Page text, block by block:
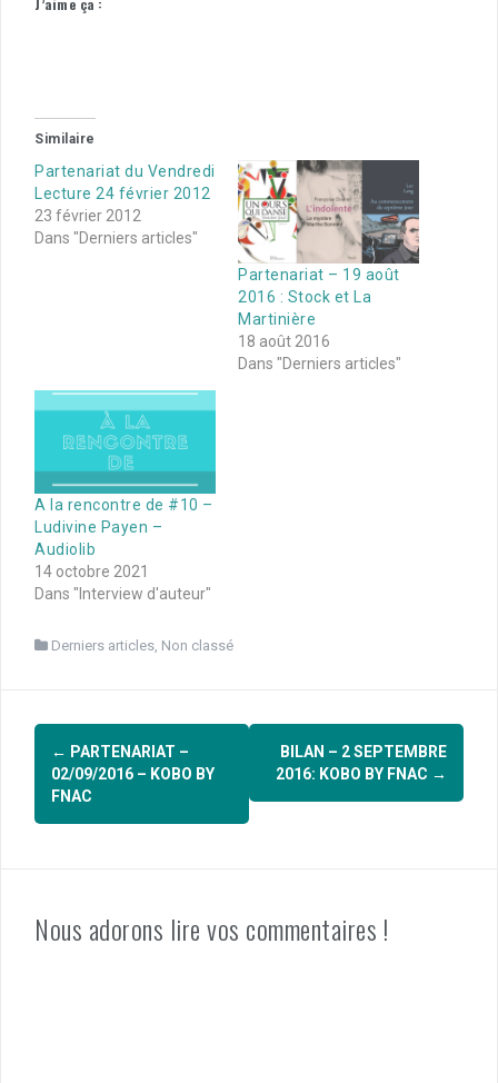
Similaire
Partenariat du Vendredi
Lecture 24 février 2012
23 février 2012
Dans "Derniers articles"
Partenariat – 19 août
2016 : Stock et La
Martinière
18 août 2016
Dans "Derniers articles"
A la rencontre de #10 –
Ludivine Payen –
Audiolib
14 octobre 2021
Dans "Interview d'auteur"
Derniers articles, Non classé
Navigation
d'article
← PARTENARIAT –
02/09/2016 – KOBO BY
FNAC
BILAN – 2 SEPTEMBRE
2016: KOBO BY FNAC →
Nous adorons lire vos commentaires !